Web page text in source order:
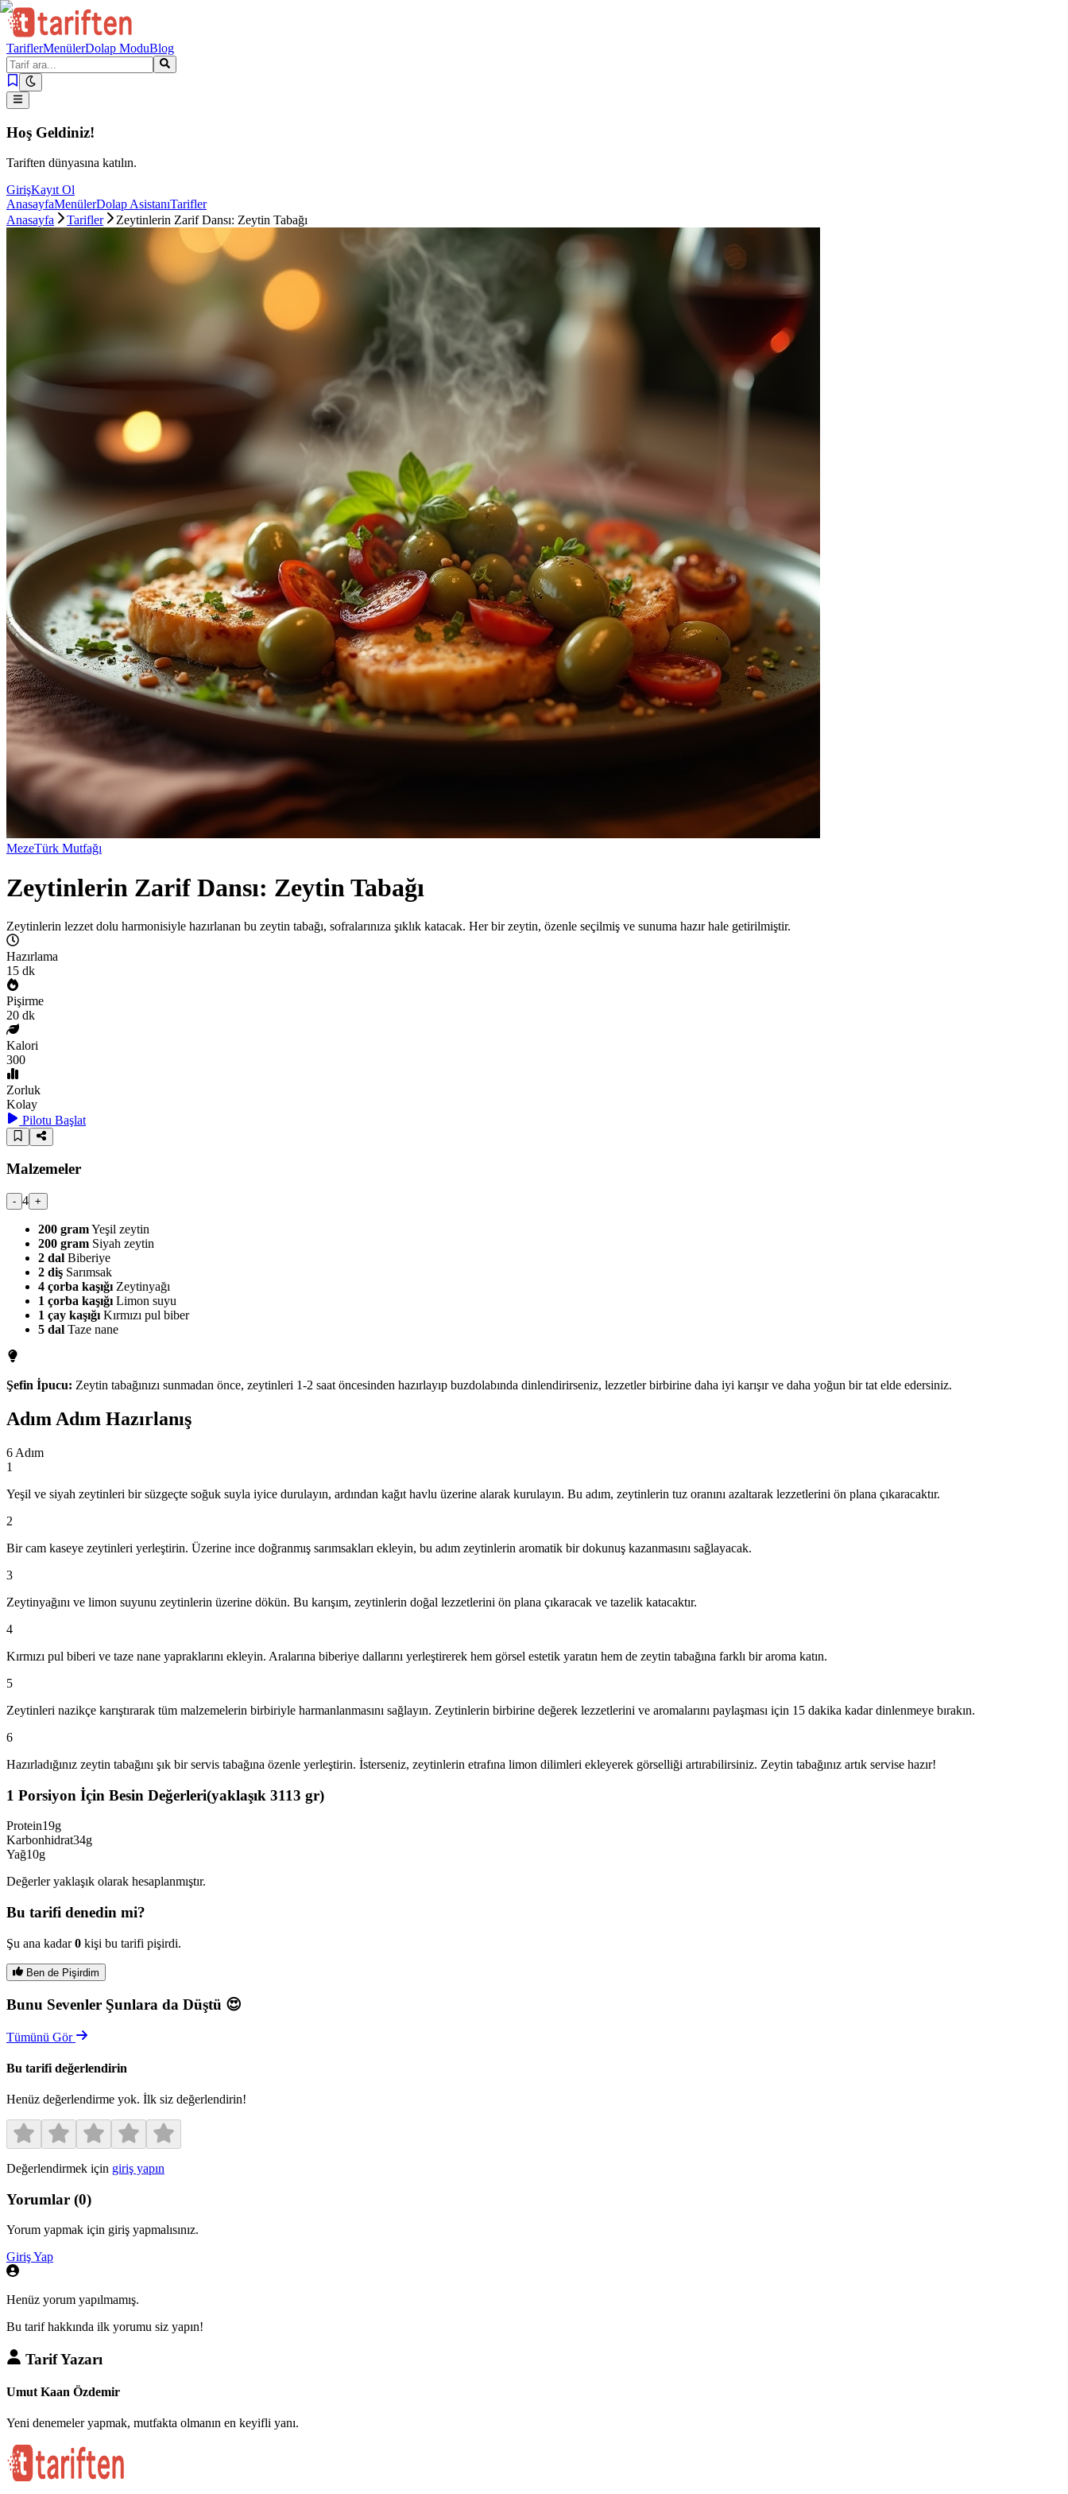
TariflerMenülerDolap ModuBlog
Hoş Geldiniz!
Tariften dünyasına katılın.
GirişKayıt Ol
AnasayfaMenülerDolap AsistanıTarifler
Anasayfa
Tarifler Zeytinlerin Zarif Dansı: Zeytin Tabağı
MezeTürk Mutfağı
Zeytinlerin Zarif Dansı: Zeytin Tabağı
Zeytinlerin lezzet dolu harmonisiyle hazırlanan bu zeytin tabağı, sofralarınıza şıklık katacak. Her bir zeytin, özenle seçilmiş ve sunuma hazır hale getirilmiştir.
Hazırlama
15 dk
Pişirme
20 dk
Kalori
300
Zorluk
Kolay
Pilotu Başlat
Malzemeler
- 4 +
200 gramYeşil zeytin
200 gram Siyah zeytin
2 dal Biberiye
2 diş Sarımsak
4 çorba kaşığı Zeytinyağı
1 çorba kaşığı Limon suyu
1 çay kaşığı Kırmızı pul biber
5 dal Taze nane
Şefin İpucu: Zeytin tabağınızı sunmadan önce, zeytinleri 1-2 saat öncesinden hazırlayıp buzdolabında dinlendirirseniz, lezzetler birbirine daha iyi karışır ve daha yoğun bir tat elde edersiniz.
Adım Adım Hazırlanış
6 Adım
1
Yeşil ve siyah zeytinleri bir süzgeçte soğuk suyla iyice durulayın, ardından kağıt havlu üzerine alarak kurulayın. Bu adım, zeytinlerin tuz oranını azaltarak lezzetlerini ön plana çıkaracaktır.
2
Bir cam kaseye zeytinleri yerleştirin. Üzerine ince doğranmış sarımsakları ekleyin, bu adım zeytinlerin aromatik bir dokunuş kazanmasını sağlayacak.
3
Zeytinyağını ve limon suyunu zeytinlerin üzerine dökün. Bu karışım, zeytinlerin doğal lezzetlerini ön plana çıkaracak ve tazelik katacaktır.
4
Kırmızı pul biberi ve taze nane yapraklarını ekleyin. Aralarına biberiye dallarını yerleştirerek hem görsel estetik yaratın hem de zeytin tabağına farklı bir aroma katın.
5
Zeytinleri nazikçe karıştırarak tüm malzemelerin birbiriyle harmanlanmasını sağlayın. Zeytinlerin birbirine değerek lezzetlerini ve aromalarını paylaşması için 15 dakika kadar dinlenmeye bırakın.
6
Hazırladığınız zeytin tabağını şık bir servis tabağına özenle yerleştirin. İsterseniz, zeytinlerin etrafına limon dilimleri ekleyerek görselliği artırabilirsiniz. Zeytin tabağınız artık servise hazır!
1 Porsiyon İçin Besin Değerleri(yaklaşık 3113 gr)
Protein19g
Karbonhidrat34g
Yağ10g
Değerler yaklaşık olarak hesaplanmıştır.
Bu tarifi denedin mi?
Şu ana kadar0 kişi bu tarifi pişirdi.
Ben de Pişirdim
Bunu Sevenler Şunlara da Düştü 😍
Tümünü Gör
Bu tarifi değerlendirin
Henüz değerlendirme yok. İlk siz değerlendirin!
Değerlendirmek için giriş yapın
Yorumlar (0)
Yorum yapmak için giriş yapmalısınız.
Giriş Yap
Henüz yorum yapılmamış.
Bu tarif hakkında ilk yorumu siz yapın!
Tarif Yazarı
Umut Kaan Özdemir
Yeni denemeler yapmak, mutfakta olmanın en keyifli yanı.